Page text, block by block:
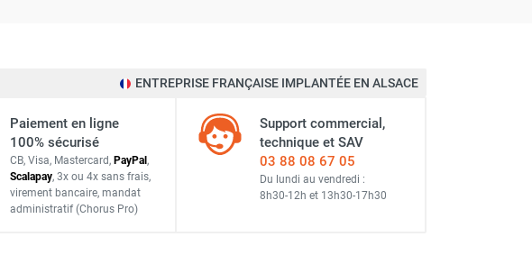
ENTREPRISE FRANÇAISE IMPLANTÉE EN ALSACE
Paiement en ligne
100% sécurisé
CB, Visa, Mastercard, PayPal ,
Scalapay, 3x ou 4x sans frais,
virement bancaire, mandat
administratif (Chorus Pro)
Support commercial,
technique et SAV
03 88 08 67 05
Du lundi au vendredi :
8h30-12h et 13h30-17h30